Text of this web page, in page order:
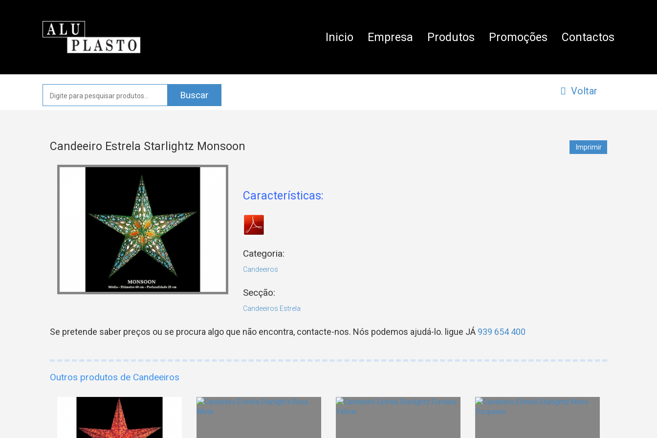
Inicio Empresa Produtos Promoções Contactos
Voltar
Candeeiro Estrela Starlightz Monsoon Imprimir
Características:
Categoria:
Candeeiros
Secção:
Candeeiros Estrela
Se pretende saber preços ou se procura algo que não encontra, contacte-nos. Nós podemos ajudá-lo. ligue JÁ 939 654 400
Outros produtos de Candeeiros